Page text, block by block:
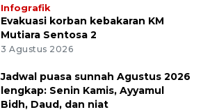
Infografik
Evakuasi korban kebakaran KM
Mutiara Sentosa 2
3 Agustus 2026
Jadwal puasa sunnah Agustus 2026
lengkap: Senin Kamis, Ayyamul
Bidh, Daud, dan niat